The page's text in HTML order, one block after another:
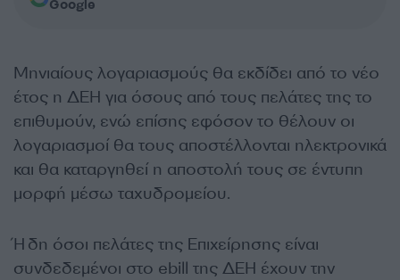
Google
Μηνιαίους λογαριασμούς θα εκδίδει από το νέο
έτος η ΔΕΗ για όσους από τους πελάτες της το
επιθυμούν, ενώ επίσης εφόσον το θέλουν οι
λογαριασμοί θα τους αποστέλλονται ηλεκτρονικά
και θα καταργηθεί η αποστολή τους σε έντυπη
μορφή μέσω ταχυδρομείου.
Ήδη όσοι πελάτες της Επιχείρησης είναι
συνδεδεμένοι στο ebill της ΔΕΗ έχουν την